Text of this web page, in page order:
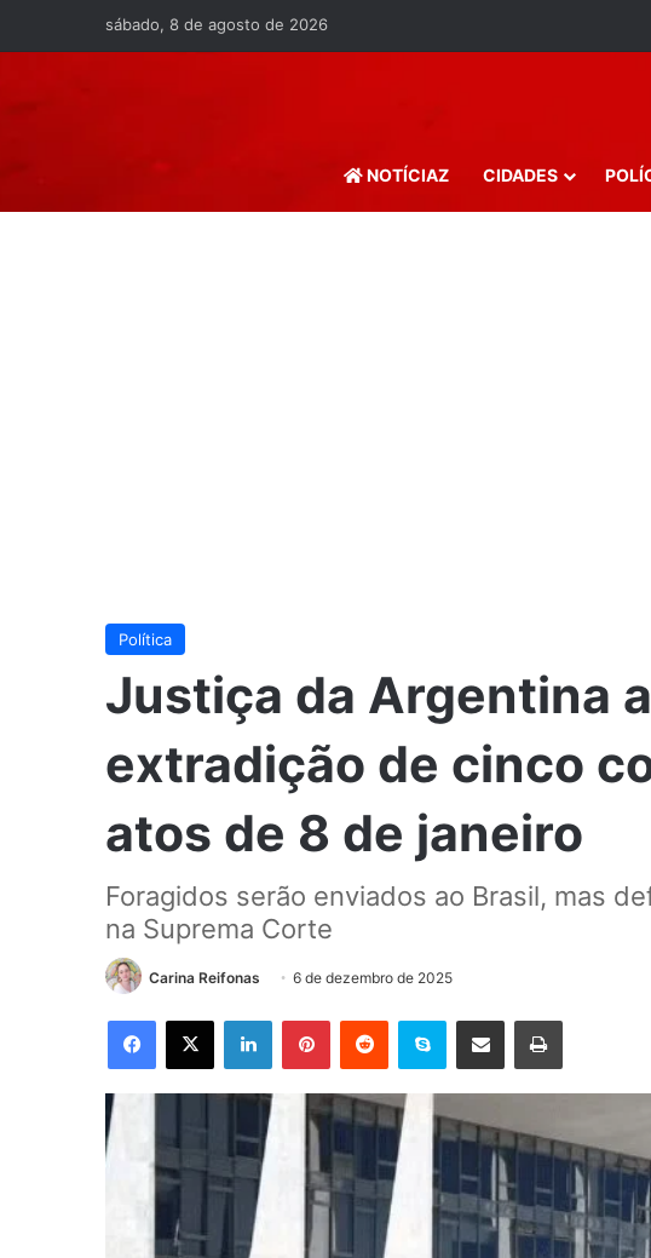
sábado, 8 de agosto de 2026
NOTÍCIAZ CIDADES
Política
Justiça da Argentina
extradição de cinco
atos de 8 de janeiro
Foragidos serão enviados ao Brasil, mas
na Suprema Corte
Carina Reifonas 6 de dezembro de 2025